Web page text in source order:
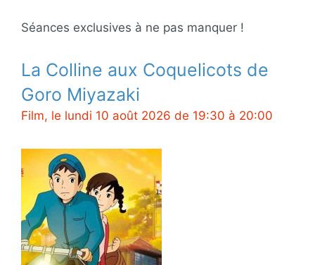
Séances exclusives à ne pas manquer !
La Colline aux Coquelicots de
Goro Miyazaki
Film, le lundi 10 août 2026 de 19:30 à 20:00